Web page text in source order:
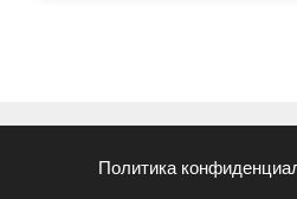
Политика